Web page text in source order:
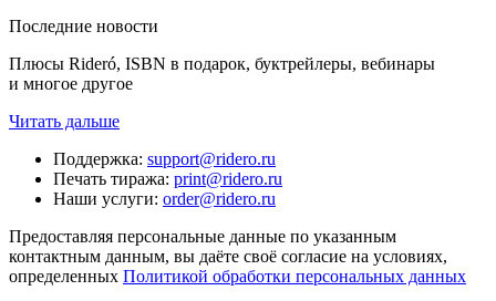
Последние новости
Плюсы Rideró, ISBN в подарок, буктрейлеры, вебинары
и многое другое
Читать дальше
Поддержка: support@ridero.ru
Печать тиража: print@ridero.ru
Наши услуги: order@ridero.ru
Предоставляя персональные данные по указанным
контактным данным, вы даёте своё согласие на условиях,
определенных Политикой обработки персональных данных